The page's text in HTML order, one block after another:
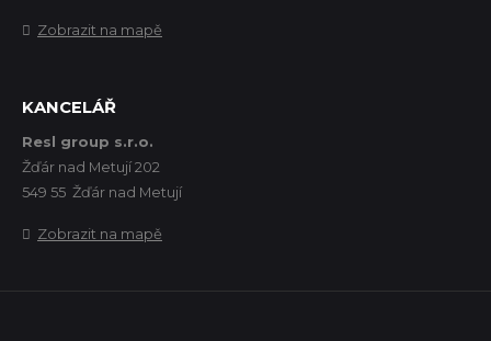
Zobrazit na mapě
KANCELÁŘ
Resl group s.r.o.
Žďár nad Metují 202
549 55 Žďár nad Metují
Zobrazit na mapě